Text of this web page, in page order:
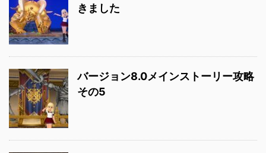
きました
バージョン8.0メインストーリー攻略
その5